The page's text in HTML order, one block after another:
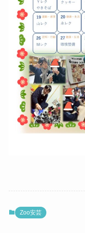
Zoo安芸